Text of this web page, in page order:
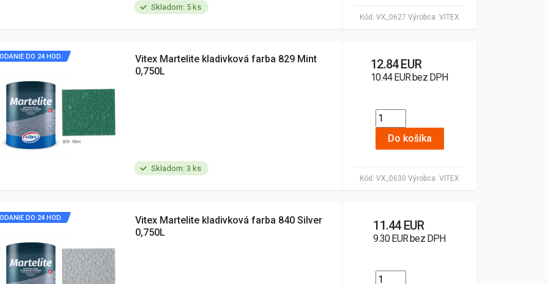
Skladom: 5 ks
Kód: VX_0627 Výrobca: VITEX
Skladom: 3 ks
Kód: VX_0630 Výrobca: VITEX
DO 24 HOD.
Vitex Martelite kladivková farba 829 Mint
0,750L
12.84 EUR
10.44 EUR bez DPH
Do košíka
DO 24 HOD.
Vitex Martelite kladivková farba 840 Silver
0,750L
11.44 EUR
9.30 EUR bez DPH